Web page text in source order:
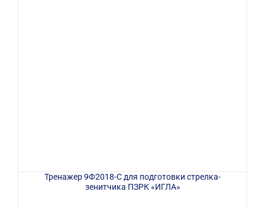
Тренажер 9Ф2018-С для подготовки стрелка-
зенитчика ПЗРК «ИГЛА»